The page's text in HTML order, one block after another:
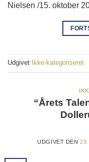
Nielsen /15. oktober
Udgivet Ikke-kategoriseret
“Årets
UDGIVET DEN